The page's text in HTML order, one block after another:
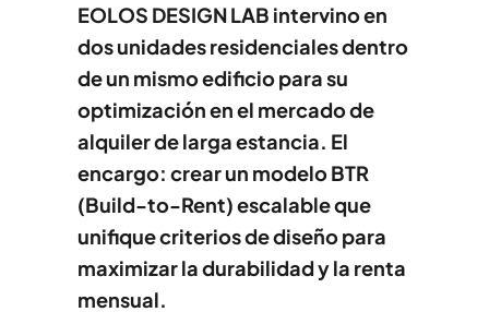
EOLOS DESIGN LAB intervino en
dos unidades residenciales dentro
de un mismo edificio para su
optimización en el mercado de
alquiler de larga estancia. El
encargo: crear un modelo BTR
(Build-to-Rent) escalable que
unifique criterios de diseño para
maximizar la durabilidad y la renta
mensual.